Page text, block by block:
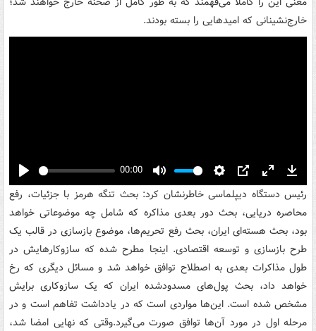
خارج‌نشینانی که امیدهایی را بسته بودند.
Play
00:00
Mute Settings
PIP Enter
fullscreen
رئیس دستگاه دیپلماسی خاطرنشان کرد: بحث تنگه هرمز با جزئیات، رفع
محاصره دریایی، بحث دور بعدی مذاکره که شامل چه موضوعاتی خواهد
بود، بحث هسته‌ای ایران، بحث رفع تحریم‌ها، موضوع بازسازی در قالب یک
طرح بازسازی و توسعه اقتصادی. اینجا مطرح شده که سازوکارهایش در
طول مذاکرات بعدی به اصطلاح توافق خواهد شد و مسائل دیگری که رخ
خواهد داد، بحث پول‌های مسدودشده ایران که یک سازوکاری برایش
مشخص شده است. این‌ها مواردی است که در یادداشت تفاهم است و در
مرحله اول در مورد آن‌ها توافق صورت می‌گیرد.وقتی که نهایی امضا شد،